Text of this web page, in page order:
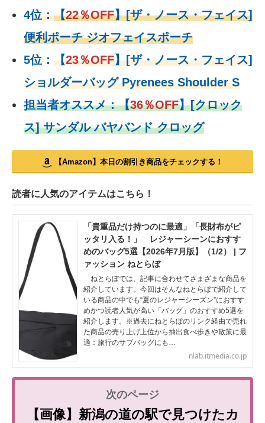
4位：【22％OFF】[ザ・ノース・フェイス]
便利ポーチ ジオフェイスポーチ
5位： 【23％OFF】[ザ・ノース・フェイス]
ショルダーバッグ Pyrenees Shoulder S
担当者オススメ：【36％OFF】[クロック
ス] サンダル バヤバンド クロッグ
【Amazon】本日の割引き商品をチェックする！
読者に人気のアイテムはこちら！
「貴重品だけ持つのに最適」「長財布がピ
ッタリ入る！」 レジャーシーンにおすす
めのバッグ5選【2026年7月版】（1/2） | フ
ァッション ねとらぼ
ねとらぼでは、記事に合わせてさまざまな商品を
紹介しています。今回はそんなねとらぼで紹介して
いる商品の中でも“夏のレジャーシーズン”におすす
めかつ読者人気が高い「バッグ」のおすすめ5選を
紹介します。※過去にねとらぼのリンク経由で売れ
た商品の売り上げ上位から抽出食べ歩きや散策に最
適：旅行のサブバッグにも…
nlab.itmedia.co.jp
【画像】新潟の道の駅で見つけたカ